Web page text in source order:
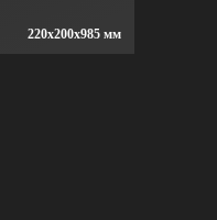
220x200x985 мм